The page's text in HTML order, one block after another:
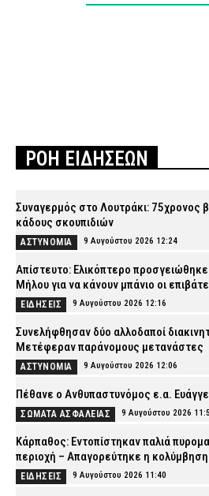
ΡΟΗ ΕΙΔΗΣΕΩΝ
Συναγερμός στο Λουτράκι: 75χρονος
κάδους σκουπιδιών
ΑΣΤΥΝΟΜΙΑ 9 Αυγούστου 2026 12:24
Απίστευτο: Ελικόπτερο
Μήλου για να κάνουν μπάνιο οι
ΕΙΔΗΣΕΙΣ 9 Αυγούστου 2026 12:16
Συνελήφθησαν δύο αλλοδαποί
Μετέφεραν παράνομους μετανάστες
ΑΣΤΥΝΟΜΙΑ 9 Αυγούστου 2026 12:06
Πέθανε ο Ανθυπαστυνόμος ε.α.
ΣΩΜΑΤΑ ΑΣΦΑΛΕΙΑΣ 9 Αυγούστου 2026
Κάρπαθος: Εντοπίστηκαν παλιά
περιοχή – Απαγορεύτηκε η κολύμβηση
ΕΙΔΗΣΕΙΣ 9 Αυγούστου 2026 11:40